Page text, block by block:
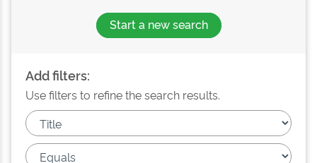
Start a new search
Add filters:
Use filters to refine the search results.